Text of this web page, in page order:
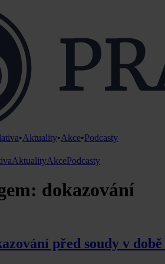
•Aktuality•Akce•Podcasty
AktualityAkcePodcasty
dokazování
před soudy v